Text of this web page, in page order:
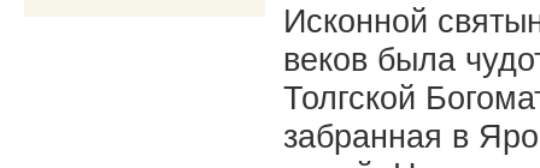
Исконной
веков была
Толгской
забранная в